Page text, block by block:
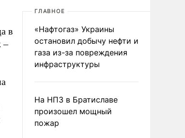
в
–
ГЛАВНОЕ
«Нафтогаз» Украины
остановил добычу нефти и
газа из-за повреждения
инфраструктуры
На НПЗ в Братиславе
произошел мощный
пожар